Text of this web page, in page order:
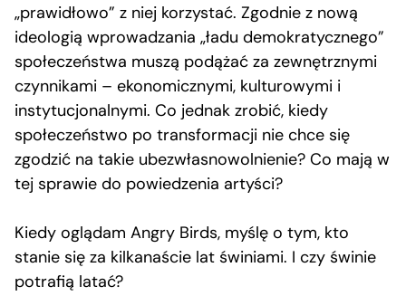
„prawidłowo” z niej korzystać. Zgodnie z nową
ideologią wprowadzania „ładu demokratycznego”
społeczeństwa muszą podążać za zewnętrznymi
czynnikami – ekonomicznymi, kulturowymi i
instytucjonalnymi. Co jednak zrobić, kiedy
społeczeństwo po transformacji nie chce się
zgodzić na takie ubezwłasnowolnienie? Co mają w
tej sprawie do powiedzenia artyści?
Kiedy oglądam Angry Birds, myślę o tym, kto
stanie się za kilkanaście lat świniami. I czy świnie
potrafią latać?